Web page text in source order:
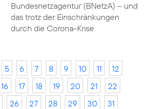
Bundesnetzagentur (BNetzA) – und
das trotz der Einschränkungen
durch die Corona-Krise.
5 6 7 8 9 10 11
12
16 17 18 19 20 21
22
26 27 28 29 30
31